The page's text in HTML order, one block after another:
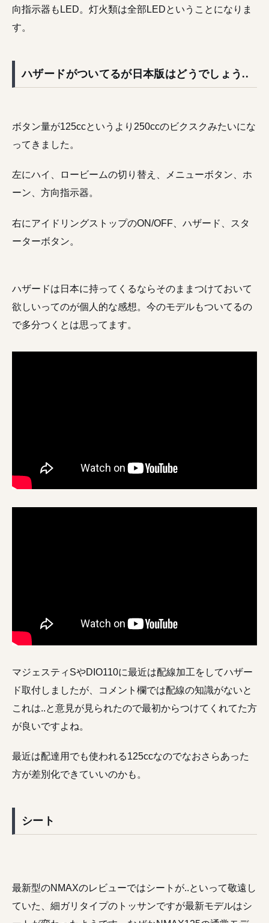
向指示器もLED。灯火類は全部LEDということになりま
す。
ハザードがついてるが日本版はどうでしょう..
ボタン量が125ccというより250ccのビクスクみたいにな
ってきました。
左にハイ、ロービームの切り替え、メニューボタン、ホ
ーン、方向指示器。
右にアイドリングストップのON/OFF、ハザード、スタ
ーターボタン。
ハザードは日本に持ってくるならそのままつけておいて
欲しいってのが個人的な感想。今のモデルもついてるの
で多分つくとは思ってます。
マジェスティSやDIO110に最近は配線加工をしてハザー
ド取付しましたが、コメント欄では配線の知識がないと
これは..と意見が見られたので最初からつけてくれてた方
が良いですよね。
最近は配達用でも使われる125ccなのでなおさらあった
方が差別化できていいのかも。
シート
最新型のNMAXのレビューではシートが..といって敬遠し
ていた、細ガリタイプのトッサンですが最新モデルはシ